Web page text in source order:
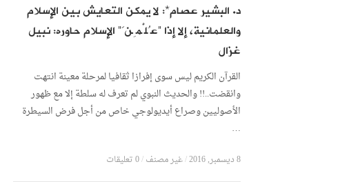
د. البشير عصام*: لا يمكن التعايش بين الإسلام
والعلمانية، إلا إذا “عُلْمِنَ” الإسلام حاوره: نبيل
غزال
القرآن الكريم ليس سوى إفرازا ثقافيا لمرحلة معينة انتهت
وانقضت..!! والحديث النبوي لم تعرف له سلطة إلا مع ظهور
الأصوليين وصراع أيديولوجي خاص من أجل فرض السيطرة
…
8 ديسمبر, 2016 /غير مصنف/0 تعليقات